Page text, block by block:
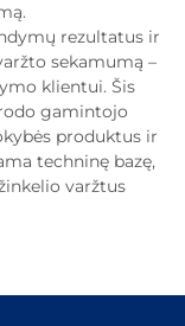
rezultatus ir
sekamumą –
klientui. Šis
gamintojo
produktus ir
techninę bazę,
varžtus